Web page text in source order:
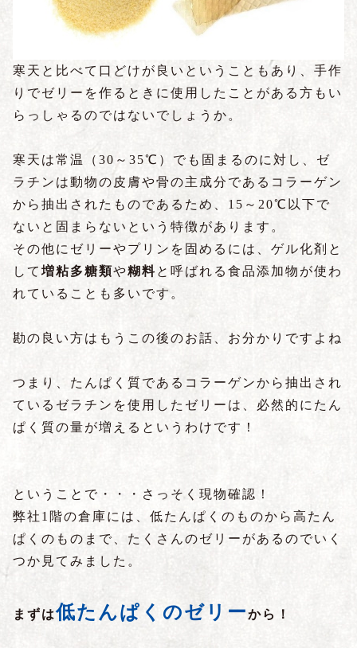
寒天と比べて口どけが良いということもあり、手作
りでゼリーを作るときに使用したことがある方もい
らっしゃるのではないでしょうか。
寒天は常温（30～35℃）でも固まるのに対し、ゼ
ラチンは動物の皮膚や骨の主成分であるコラーゲン
から抽出されたものであるため、15～20℃以下で
ないと固まらないという特徴があります。
その他にゼリーやプリンを固めるには、ゲル化剤と
して 増粘多糖類や糊料と呼ばれる食品添加物が使わ
れていることも多いです。
勘の良い方はもうこの後のお話、お分かりですよね
つまり、たんぱく質であるコラーゲンから抽出され
ているゼラチンを使用したゼリーは、必然的にたん
ぱく質の量が増えるというわけです！
ということで・・・さっそく現物確認！
弊社1階の倉庫には、低たんぱくのものから高たん
ぱくのものまで、たくさんのゼリーがあるのでいく
つか見てみました。
まずは低たんぱくのゼリーから！